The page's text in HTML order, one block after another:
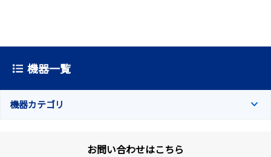
機器一覧
機器カテゴリ
お問い合わせはこちら